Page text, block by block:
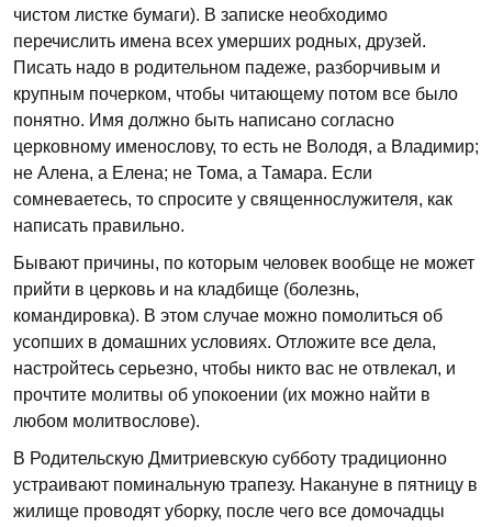
чистом листке бумаги). В записке необходимо
перечислить имена всех умерших родных, друзей.
Писать надо в родительном падеже, разборчивым и
крупным почерком, чтобы читающему потом все было
понятно. Имя должно быть написано согласно
церковному именослову, то есть не Володя, а Владимир;
не Алена, а Елена; не Тома, а Тамара. Если
сомневаетесь, то спросите у священнослужителя, как
написать правильно.
Бывают причины, по которым человек вообще не может
прийти в церковь и на кладбище (болезнь,
командировка). В этом случае можно помолиться об
усопших в домашних условиях. Отложите все дела,
настройтесь серьезно, чтобы никто вас не отвлекал, и
прочтите молитвы об упокоении (их можно найти в
любом молитвослове).
В Родительскую Дмитриевскую субботу традиционно
устраивают поминальную трапезу. Накануне в пятницу в
жилище проводят уборку, после чего все домочадцы